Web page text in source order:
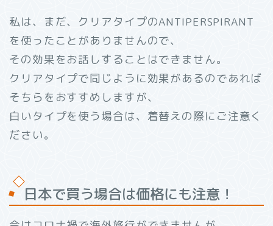
私は、まだ、クリアタイプのANTIPERSPIRANT
を使ったことがありませんので、
その効果をお話しすることはできません。
クリアタイプで同じように効果があるのであれば
そちらをおすすめしますが、
白いタイプを使う場合は、着替えの際にご注意く
ださい。
日本で買う場合は価格にも注意！